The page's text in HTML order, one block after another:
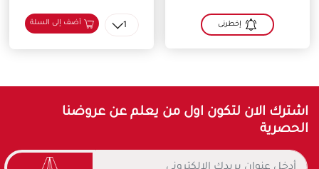
إخطرنى 1 أضف إلى السلة
اشترك الان لتكون اول من يعلم عن عروضنا
الحصرية